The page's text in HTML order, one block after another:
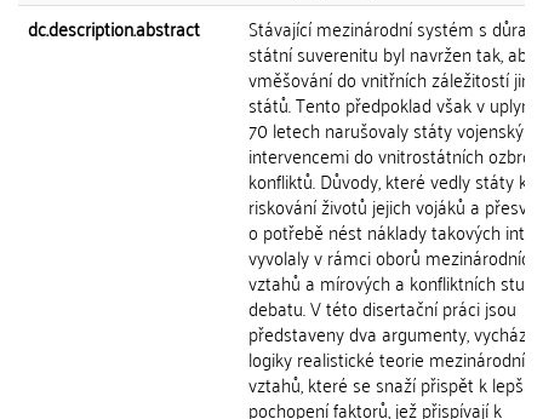
dc.description.abstract
Stávající mezinárodní systém s
státní suverenitu byl navržen tak,
vměšování do vnitřních záležitostí
států. Tento předpoklad však v
70 letech narušovaly státy vojenskými
intervencemi do vnitrostátních
konfliktů. Důvody, které vedly státy k
riskování životů jejich vojáků a
o potřebě nést náklady takových
vyvolaly v rámci oborů mezinárodních
vztahů a mírových a konfliktních
debatu. V této disertační práci jsou
představeny dva argumenty,
logiky realistické teorie mezinárodních
vztahů, které se snaží přispět k
pochopení faktorů, jež přispívají k